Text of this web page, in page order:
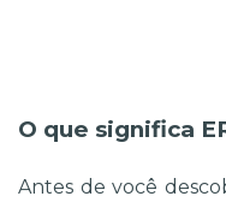
O que significa
Antes de você